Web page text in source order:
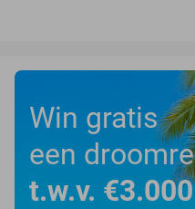
Win gratis
een
t.w.v. €3.000